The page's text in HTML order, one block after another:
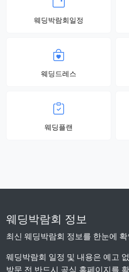
웨딩박람회일정
웨딩드레스
웨딩플랜
웨딩박람회 정보
최신 웨딩박람회 정보를 한눈에
웨딩박람회 일정 및 내용은 예고
방문 전 반드시 공식 홈페이지를